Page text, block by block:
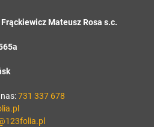
Mateusz Rosa s.c.
731 337 678